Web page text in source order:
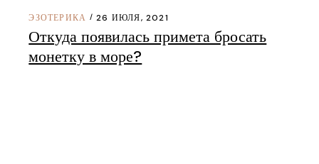
ЭЗОТЕРИКА 26 ИЮЛЯ, 2021
Откуда появилась примета бросать
монетку в море?